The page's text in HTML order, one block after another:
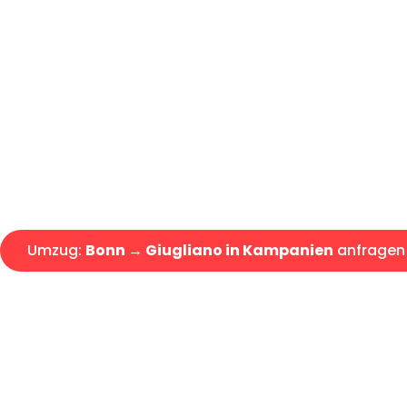
Umzug: Bonn → Giugliano in Kampanien anfragen